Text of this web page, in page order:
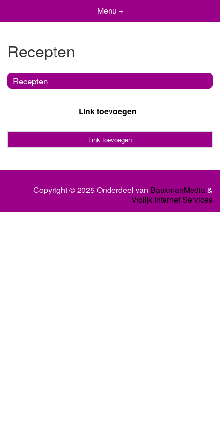
Menu +
Recepten
Recepten
Link toevoegen
Link toevoegen
Copyright © 2025 Onderdeel van BaakmanMedia&
Vrolijk Internet Services